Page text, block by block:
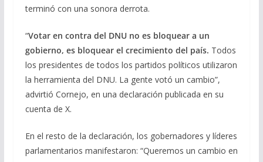
terminó con una sonora derrota.
“Votar en contra del DNU no es bloquear a un
gobierno, es bloquear el crecimiento del país. Todos
los presidentes de todos los partidos políticos utilizaron
la herramienta del DNU. La gente votó un cambio”,
advirtió Cornejo, en una declaración publicada en su
cuenta de X.
En el resto de la declaración, los gobernadores y líderes
parlamentarios manifestaron: “Queremos un cambio en